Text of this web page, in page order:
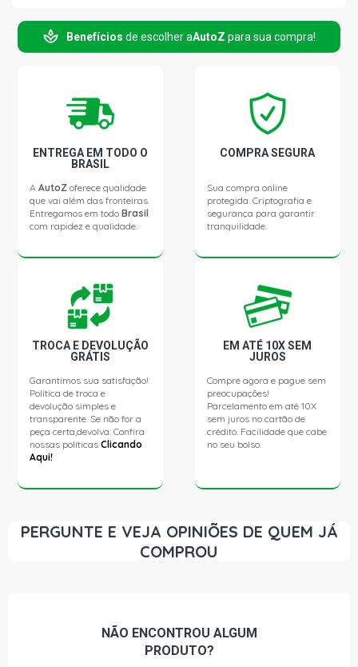
Benefícios de escolher aAutoZ para sua compra!
ENTREGA EM TODO O
BRASIL
AAutoZ oferece qualidade
que vai além das fronteiras.
Entregamos em todoBrasil
com rapidez e qualidade.
COMPRA SEGURA
Sua compra online
protegida. Criptografia e
segurança para garantir
tranquilidade.
TROCA E DEVOLUÇÃO
GRÁTIS
Garantimos sua satisfação!
Política de troca e
devolução simples e
transparente. Se não for a
peça certa,devolva. Confira
nossas políticasClicando
Aqui!
EM ATÉ 10X SEM
JUROS
Compre agora e pague sem
preocupações!
Parcelamento em até 10X
sem juros no cartão de
crédito. Facilidade que cabe
no seu bolso.
PERGUNTE E VEJA OPINIÕES DE QUEM JÁ
COMPROU
NÃO ENCONTROU ALGUM
PRODUTO?